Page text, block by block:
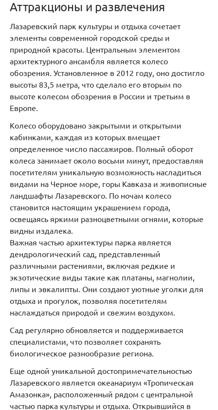
Аттракционы и развлечения
Лазаревский парк культуры и отдыха сочетает
элементы современной городской среды и
природной красоты. Центральным элементом
архитектурного ансамбля является колесо
обозрения. Установленное в 2012 году, оно достигло
высоты 83,5 метра, что сделало его вторым по
высоте колесом обозрения в России и третьим в
Европе.
Колесо оборудовано закрытыми и открытыми
кабинками, каждая из которых вмещает
определенное число пассажиров. Полный оборот
колеса занимает около восьми минут, предоставляя
посетителям уникальную возможность насладиться
видами на Черное море, горы Кавказа и живописные
ландшафты Лазаревского. По ночам колесо
становится настоящим украшением города,
освещаясь яркими разноцветными огнями, которые
видны издалека.
Важная частью архитектуры парка является
дендрологический сад, представленный
различными растениями, включая редкие и
экзотические виды такие как платаны, магнолии,
липы и эвкалипты. Они создают уютные уголки для
отдыха и прогулок, позволяя посетителям
наслаждаться природой и свежим воздухом.
Сад регулярно обновляется и поддерживается
специалистами, что позволяет сохранять
биологическое разнообразие региона.
Еще одной уникальной достопримечательностью
Лазаревского является океанариум «Тропическая
Амазонка», расположенный рядом с центральной
частью парка культуры и отдыха. Открывшийся в